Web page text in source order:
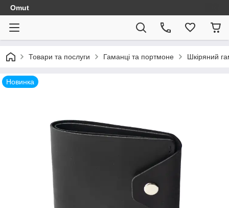
Omut
Товари та послуги Гаманці та портмоне Шкіряний
Новинка